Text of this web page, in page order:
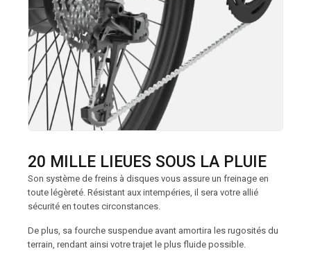
20 MILLE LIEUES SOUS LA PLUIE
Son système de freins à disques vous assure un freinage en
toute légèreté. Résistant aux intempéries, il sera votre allié
sécurité en toutes circonstances.
De plus, sa fourche suspendue avant amortira les rugosités du
terrain, rendant ainsi votre trajet le plus fluide possible.